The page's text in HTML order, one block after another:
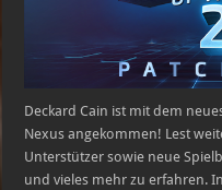
Deckard Cain ist mit dem
Nexus angekommen! Lest
Unterstützer sowie neue
und vieles mehr zu erfahren.